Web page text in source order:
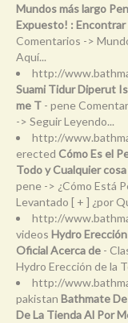
Mundos más largo
Expuesto! : Encontrar
Comentarios ->
Aquí...
http://
Suami Tidur Diperut
me T - pene
-> Seguir Leyendo...
http://
erected Cómo Es el
Todo y Cualquier
pene -> ¿Cómo Está
Levantado [ + ] ¿por
http://
videos Hydro
Oficial Acerca de -
Hydro Erección de la
http://
pakistan Bathmate
De La Tienda Al Por